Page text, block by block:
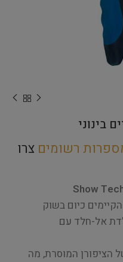
רשומים צרו
Show
כיום בשוק
אל-חלד עם
הציפורן המוסרת, מה